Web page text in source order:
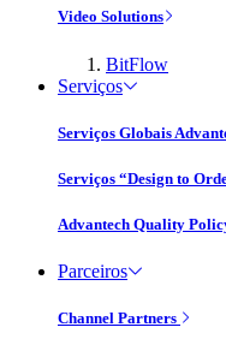
Video Solutions
BitFlow
Serviços
Serviços Globais
Serviços “Design to
Advantech Quality
Parceiros
Channel Partners